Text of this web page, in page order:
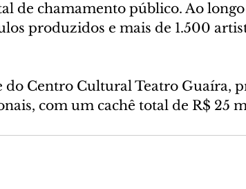
de chamamento público. Ao longo
produzidos e mais de 1.500
do Centro Cultural Teatro Guaíra,
com um cachê total de R$ 25